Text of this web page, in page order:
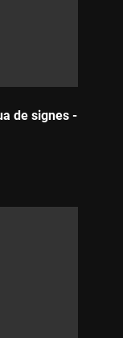
de signes -